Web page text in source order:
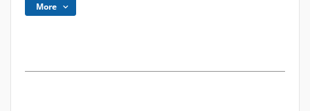
More